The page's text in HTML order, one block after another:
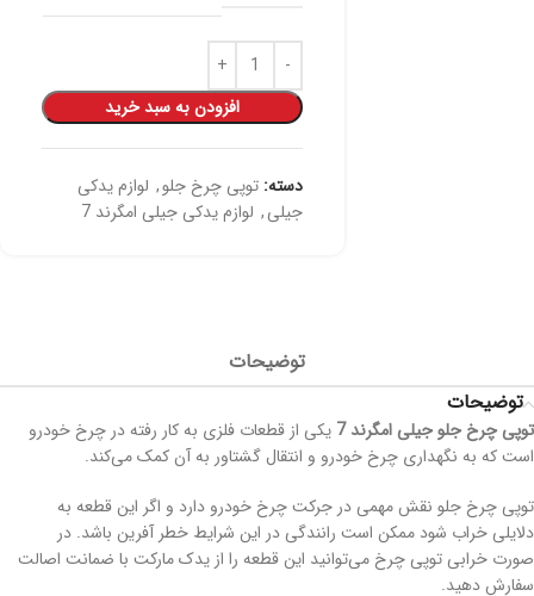
افزودن به سبد خرید
دسته: توپی چرخ جلو, لوازم یدکی
جیلی, لوازم یدکی جیلی امگرند 7
توضیحات
توضیحات
توپی چرخ جلو جیلی امگرند 7 یکی از قطعات فلزی به کار رفته در چرخ خودرو
است که به نگهداری چرخ خودرو و انتقال گشتاور به آن کمک می‌کند.
توپی چرخ جلو نقش مهمی در جرکت چرخ خودرو دارد و اگر این قطعه به
دلایلی خراب شود ممکن است رانندگی در این شرایط خطر آفرین باشد. در
صورت خرابی توپی چرخ می‌توانید این قطعه را از یدک مارکت با ضمانت اصالت
سفارش دهید.